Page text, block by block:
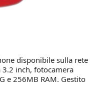
disponibile sulla rete
inch, fotocamera
e 256MB RAM. Gestito